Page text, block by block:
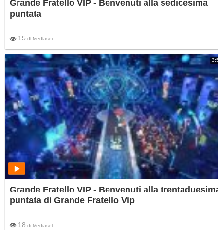
Grande Fratello VIP - Benvenuti alla sedicesima
puntata
15 di Mediaset
Grande Fratello VIP - Benvenuti alla
puntata di Grande Fratello Vip
18 di Mediaset